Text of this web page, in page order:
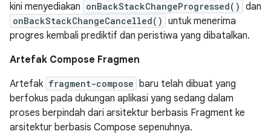
kini menyediakan onBackStackChangeProgressed() dan
onBackStackChangeCancelled() untuk menerima
progres kembali prediktif dan peristiwa yang dibatalkan.
Artefak Compose Fragmen
Artefak fragment-compose baru telah dibuat yang
berfokus pada dukungan aplikasi yang sedang dalam
proses berpindah dari arsitektur berbasis Fragment ke
arsitektur berbasis Compose sepenuhnya.